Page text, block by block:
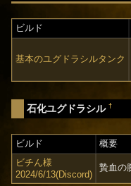
ビルド
基本のユグドラシルタンク
石化ユグドラシル†
ビルド 概要
ビチん様
2024/6/13(Discord)
贄血の